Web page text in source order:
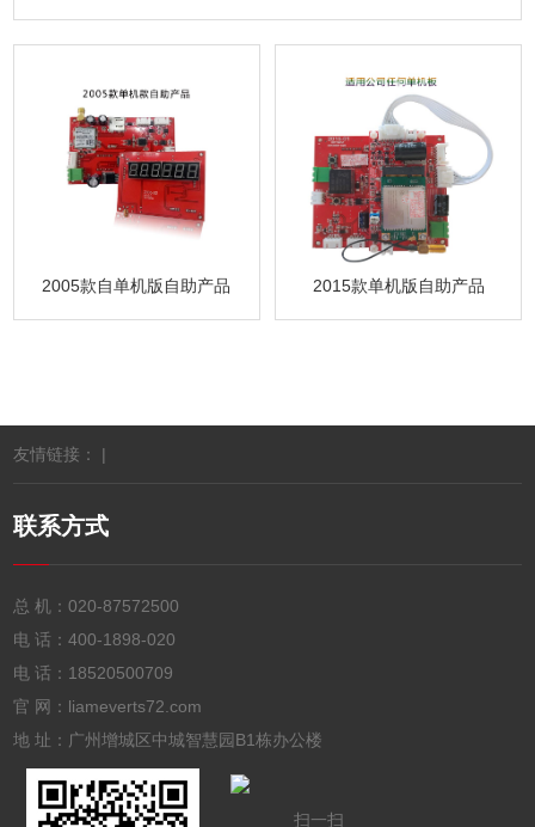
2005款自单机版自助产品 2015款单机版自助产品
友情链接： |
联系方式
总 机：020-87572500
电 话：400-1898-020
电 话： 18520500709
官 网：liameverts72.com
地 址：广州增城区中城智慧园B1栋办公楼
扫一扫